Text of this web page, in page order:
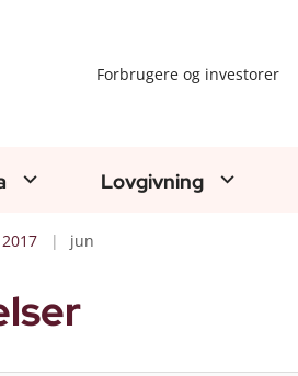
Forbrugere og investorer
Lovgivning
2017 jun